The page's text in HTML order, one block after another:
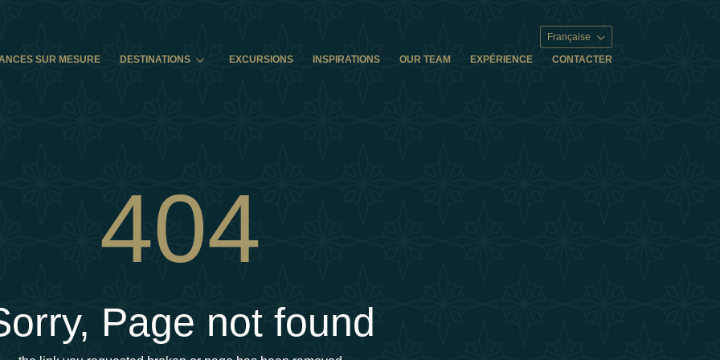
Française
SUR MESURE
DESTINATIONS EXCURSIONS INSPIRATIONS OUR TEAM EXPÉRIENCE CONTACTER
404
Page not found